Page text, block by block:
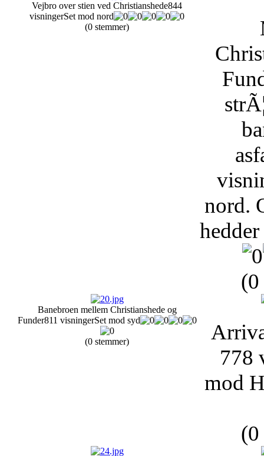
Vejbro over stien ved Christianshede844
visningerSet mod nord
(0 stemmer)
nord.
(0
Banebroen mellem Christianshede og
Funder811 visningerSet mod syd
(0 stemmer)
778
mod
(0